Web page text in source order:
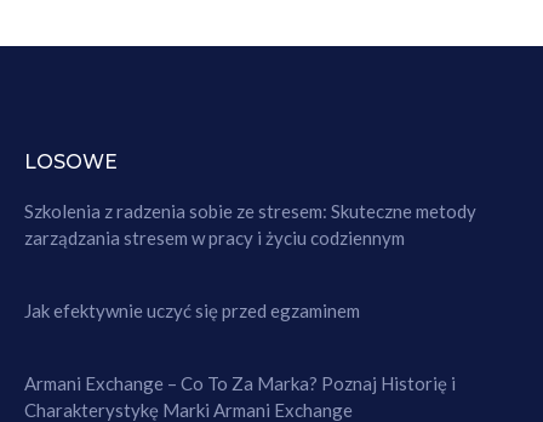
LOSOWE
Szkolenia z radzenia sobie ze stresem: Skuteczne metody
zarządzania stresem w pracy i życiu codziennym
Jak efektywnie uczyć się przed egzaminem
Armani Exchange – Co To Za Marka? Poznaj Historię i
Charakterystykę Marki Armani Exchange